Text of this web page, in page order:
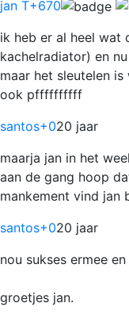
jan T+670
ik heb er al heel wat
kachelradiator) en
maar het sleutelen
ook pffffffffff
santos+020 jaar
maarja jan in het
aan de gang hoop
mankement vind jan
santos+020 jaar
nou sukses ermee
groetjes jan.